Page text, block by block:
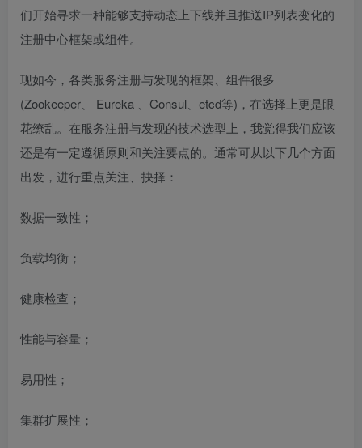
们开始寻求一种能够支持动态上下线并且推送IP列表变化的
注册中心框架或组件。
现如今，各类服务注册与发现的框架、组件很多
(Zookeeper、 Eureka 、Consul、etcd等)，在选择上更是眼
花缭乱。在服务注册与发现的技术选型上，我觉得我们应该
还是有一定遵循原则和关注要点的。通常可从以下几个方面
出发，进行重点关注、抉择：
数据一致性；
负载均衡；
健康检查；
性能与容量；
易用性；
集群扩展性；